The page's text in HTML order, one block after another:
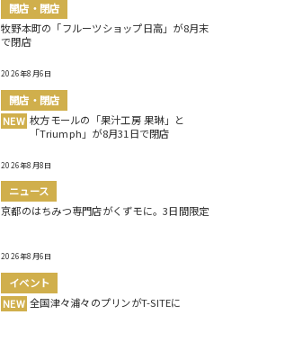
開店・閉店
牧野本町の「フルーツショップ日高」が8月末
で閉店
2026年8月6日
開店・閉店
NEW 枚方モールの「果汁工房 果琳」と
「Triumph」が8月31日で閉店
2026年8月8日
ニュース
京都のはちみつ専門店がくずモに。3日間限定
2026年8月6日
イベント
NEW 全国津々浦々のプリンがT-SITEに